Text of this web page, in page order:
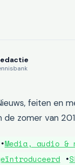
feiten en
de zomer van
•Media, audio &
•